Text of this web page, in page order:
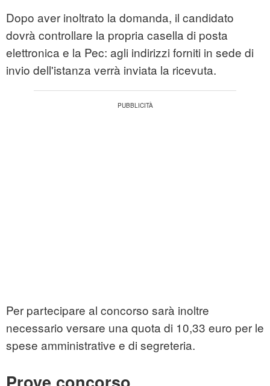
Dopo aver inoltrato la domanda, il candidato
dovrà controllare la propria casella di posta
elettronica e la Pec: agli indirizzi forniti in sede di
invio dell'istanza verrà inviata la ricevuta.
Per partecipare al concorso sarà inoltre
necessario versare una quota di 10,33 euro per le
spese amministrative e di segreteria.